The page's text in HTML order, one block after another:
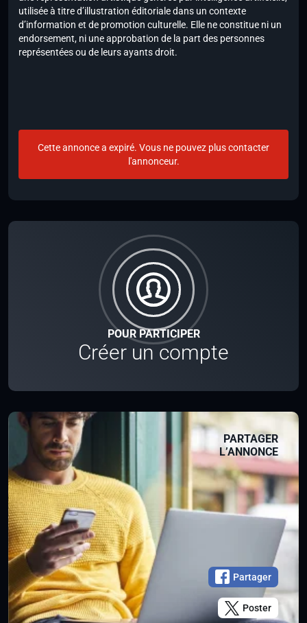
POUR PARTICIPER
Créer un compte
PARTAGER
L’ANNONCE
Partager
Poster
utilisée à titre d’illustration éditoriale dans un contexte
d’information et de promotion culturelle. Elle ne constitue ni un
endorsement, ni une approbation de la part des personnes
représentées ou de leurs ayants droit.
Cette annonce a expiré. Vous ne pouvez plus contacter
l'annonceur.